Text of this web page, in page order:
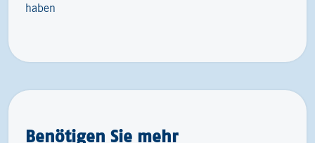
haben
Benötigen Sie mehr